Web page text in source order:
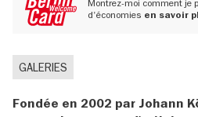
Montrez-moi comment je
d'économies en savoir
GALERIES
Fondée en 2002 par Johann